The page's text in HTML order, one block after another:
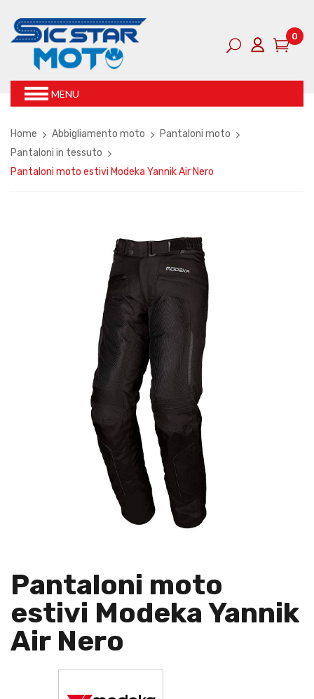
0
MENU
Home Abbigliamento moto
Pantaloni moto
Pantaloni in tessuto
Pantaloni moto estivi Modeka Yannik Air Nero
Pantaloni moto
estivi Modeka Yannik
Air Nero